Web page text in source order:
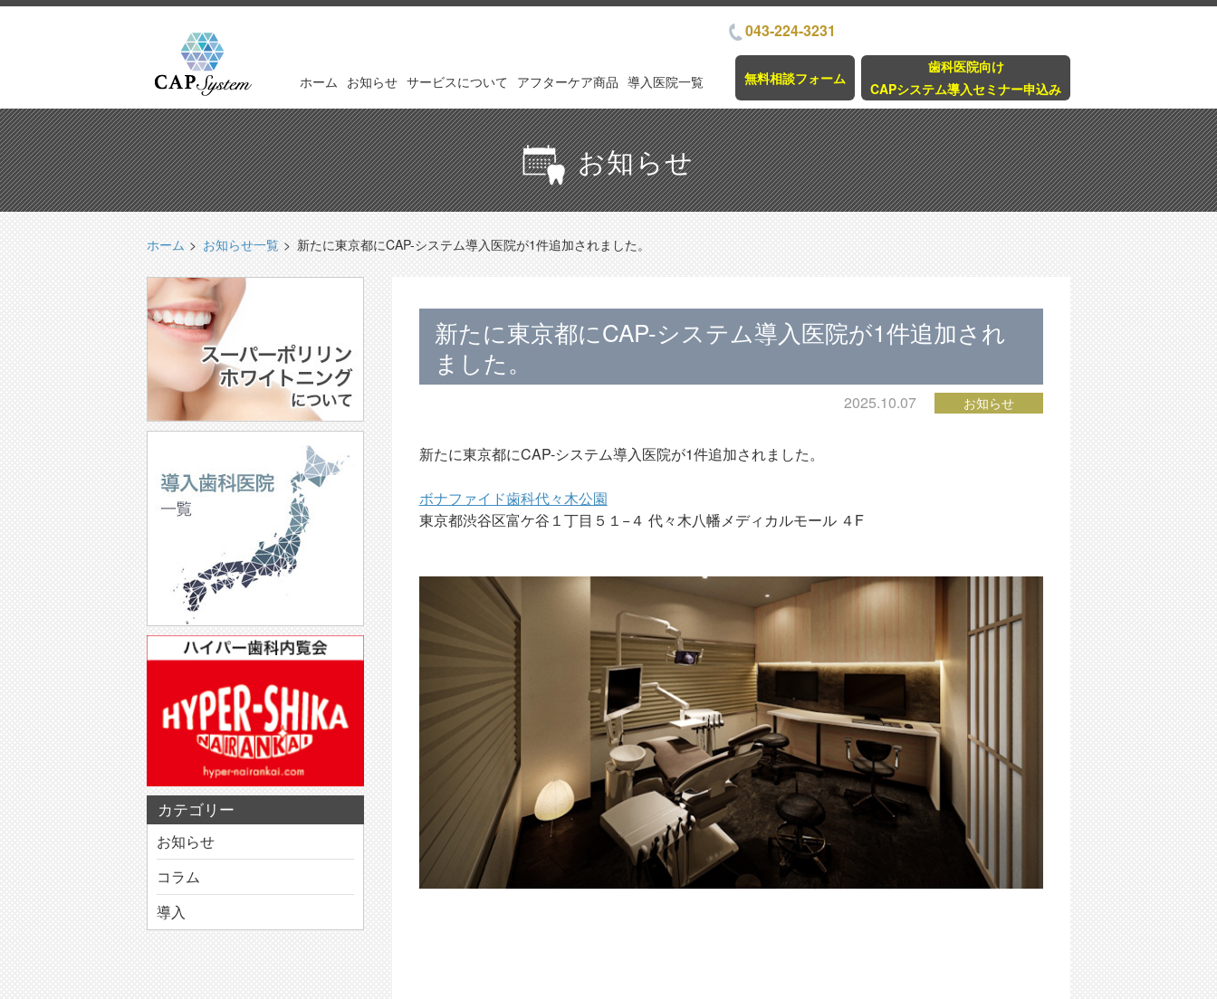
ホーム お知らせ サービスについて アフターケア商品 導入医院一覧
043-224-3231
無料相談フォーム
歯科医院向け
CAPシステム導入セミナー申込み
お知らせ
ホーム お知らせ一覧 新たに東京都にCAP-システム導入医院が1件追加されました。
新たに東京都にCAP-システム導入医院が1件追加され
ました。
2025.10.07 お知らせ
新たに東京都にCAP-システム導入医院が1件追加されました。
ボナファイド歯科代々木公園
東京都渋谷区富ケ谷１丁目５１−４ 代々木八幡メディカルモール ４F
カテゴリー
お知らせ
コラム
導入